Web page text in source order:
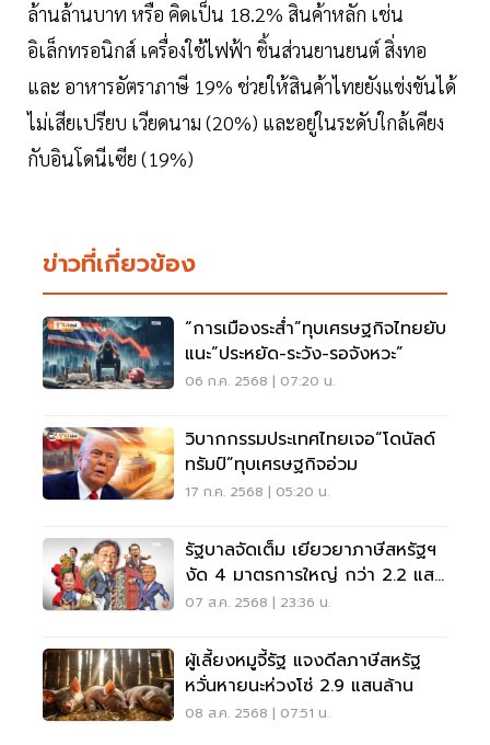
ล้านล้านบาท หรือ คิดเป็น 18.2% สินค้าหลัก เช่น
อิเล็กทรอนิกส์ เครื่องใช้ไฟฟ้า ชิ้นส่วนยานยนต์ สิ่งทอ
และ อาหารอัตราภาษี 19% ช่วยให้สินค้าไทยยังแข่งขันได้
ไม่เสียเปรียบ เวียดนาม (20%) และอยู่ในระดับใกล้เคียง
กับอินโดนีเซีย (19%)
ข่าวที่เกี่ยวข้อง
“การเมืองระส่ำ”ทุบเศรษฐกิจไทยยับ
แนะ“ประหยัด-ระวัง-รอจังหวะ”
06 ก.ค. 2568 | 07:20 น.
วิบากกรรมประเทศไทยเจอ“โดนัลด์
ทรัมป์”ทุบเศรษฐกิจอ่วม
17 ก.ค. 2568 | 05:20 น.
รัฐบาลจัดเต็ม เยียวยาภาษีสหรัฐฯ
งัด 4 มาตรการใหญ่ กว่า 2.2 แสน
ล้าน
07 ส.ค. 2568 | 23:36 น.
ผู้เลี้ยงหมูจี้รัฐ แจงดีลภาษีสหรัฐ
หวั่นหายนะห่วงโซ่ 2.9 แสนล้าน
08 ส.ค. 2568 | 07:51 น.